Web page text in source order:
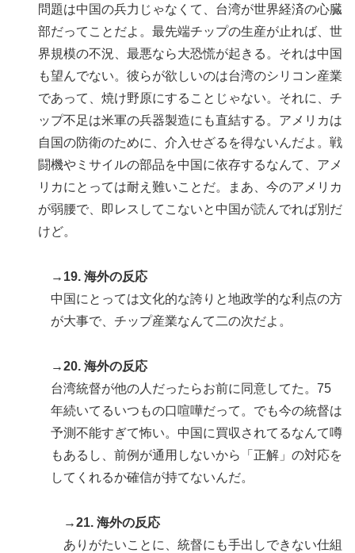
問題は中国の兵力じゃなくて、台湾が世界経済の心臓
部だってことだよ。最先端チップの生産が止れば、世
界規模の不況、最悪なら大恐慌が起きる。それは中国
も望んでない。彼らが欲しいのは台湾のシリコン産業
であって、焼け野原にすることじゃない。それに、チ
ップ不足は米軍の兵器製造にも直結する。アメリカは
自国の防衛のために、介入せざるを得ないんだよ。戦
闘機やミサイルの部品を中国に依存するなんて、アメ
リカにとっては耐え難いことだ。まあ、今のアメリカ
が弱腰で、即レスしてこないと中国が読んでれば別だ
けど。
→19. 海外の反応
中国にとっては文化的な誇りと地政学的な利点の方
が大事で、チップ産業なんて二の次だよ。
→20. 海外の反応
台湾統督が他の人だったらお前に同意してた。75
年続いてるいつもの口喧嘩だって。でも今の統督は
予測不能すぎて怖い。中国に買収されてるなんて噂
もあるし、前例が通用しないから「正解」の対応を
してくれるか確信が持てないんだ。
→21. 海外の反応
ありがたいことに、統督にも手出しできない仕組